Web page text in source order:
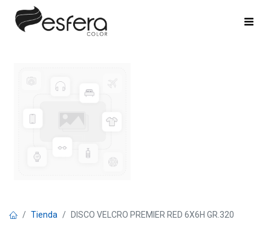
Tienda DISCO VELCRO PREMIER RED 6X6H GR.320